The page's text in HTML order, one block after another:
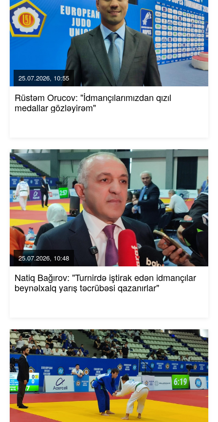
25.07.2026, 10:55
Rüstəm Orucov: "İdmançılarımızdan qızıl
medallar gözləyirəm"
25.07.2026, 10:48
Natiq Bağırov: "Turnirdə iştirak edən idmançılar
beynəlxalq yarış təcrübəsi qazanırlar"